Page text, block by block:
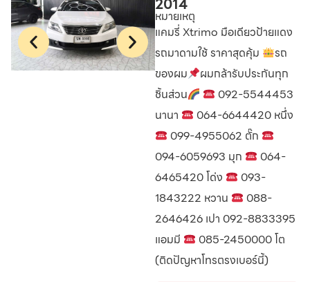
หมายเหตุ
แคมรี่ Xtrimo มือเดียวป้ายแดง
รถมาดามใช้ ราคาสุดคุ้ม
รถ
ของผม
ผมกล้ารับประกันทุก
ชิ้นส่วน
092-5544453
นานา
064-6644420 หนึ่ง
099-4955062 ตั๊ก
094-6059693 มุก
064-
6465420 โด่ง
093-
1843222 หวาน
088-
2646426 เปา 092-8833395
แอมมี
085-2450000 โต
(ติดปัญหาโทรตรงเบอร์นี้)